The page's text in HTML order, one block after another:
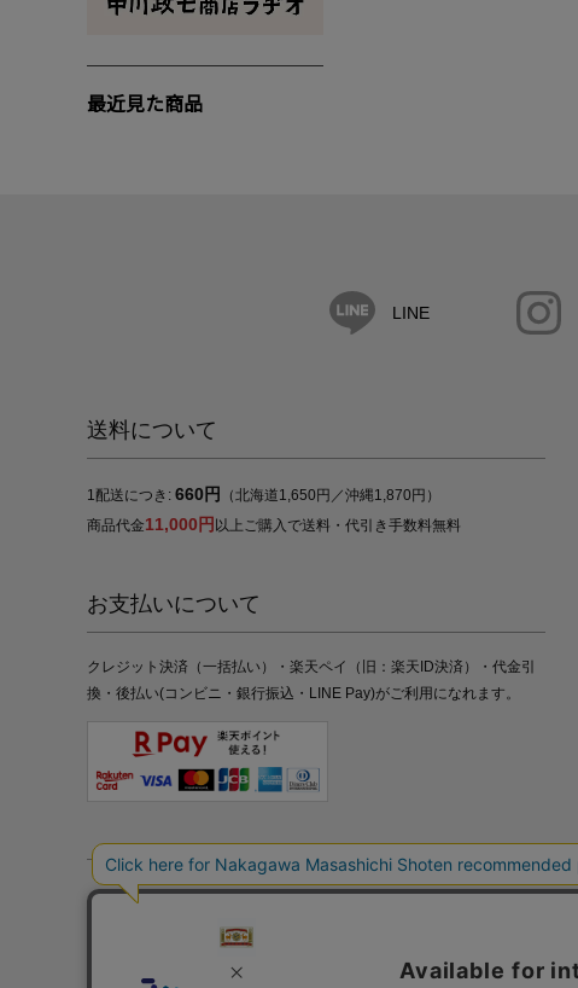
最近見た商品
LINE
送料について
1配送につき: 660円
（北海道1,650円／沖縄1,870円）
商品代金11,000円 以上ご購入で送料・代引き手数料無料
お支払いについて
クレジット決済（一括払い）・楽天ペイ（旧：楽天ID決済）・代金引
換・後払い(コンビニ・銀行振込・LINE Pay)がご利用になれます。
プライバシーポリシー